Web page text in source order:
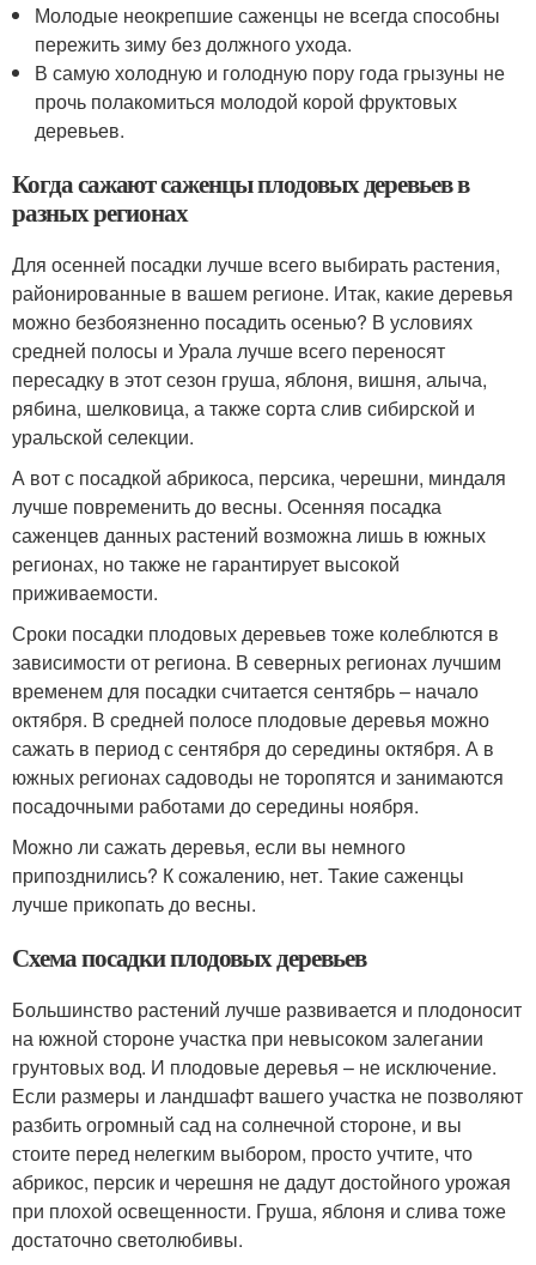
Молодые неокрепшие саженцы не всегда способны
пережить зиму без должного ухода.
В самую холодную и голодную пору года грызуны не
прочь полакомиться молодой корой фруктовых
деревьев.
Когда сажают саженцы плодовых деревьев в
разных регионах
Для осенней посадки лучше всего выбирать растения,
районированные в вашем регионе. Итак, какие деревья
можно безбоязненно посадить осенью? В условиях
средней полосы и Урала лучше всего переносят
пересадку в этот сезон груша, яблоня, вишня, алыча,
рябина, шелковица, а также сорта слив сибирской и
уральской селекции.
А вот с посадкой абрикоса, персика, черешни, миндаля
лучше повременить до весны. Осенняя посадка
саженцев данных растений возможна лишь в южных
регионах, но также не гарантирует высокой
приживаемости.
Сроки посадки плодовых деревьев тоже колеблются в
зависимости от региона. В северных регионах лучшим
временем для посадки считается сентябрь – начало
октября. В средней полосе плодовые деревья можно
сажать в период с сентября до середины октября. А в
южных регионах садоводы не торопятся и занимаются
посадочными работами до середины ноября.
Можно ли сажать деревья, если вы немного
припозднились? К сожалению, нет. Такие саженцы
лучше прикопать до весны.
Схема посадки плодовых деревьев
Большинство растений лучше развивается и плодоносит
на южной стороне участка при невысоком залегании
грунтовых вод. И плодовые деревья – не исключение.
Если размеры и ландшафт вашего участка не позволяют
разбить огромный сад на солнечной стороне, и вы
стоите перед нелегким выбором, просто учтите, что
абрикос, персик и черешня не дадут достойного урожая
при плохой освещенности. Груша, яблоня и слива тоже
достаточно светолюбивы.